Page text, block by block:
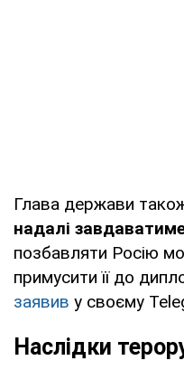
Глава держави
надалі
позбавляти Росію
примусити її до
заявив у своєму
Наслідки